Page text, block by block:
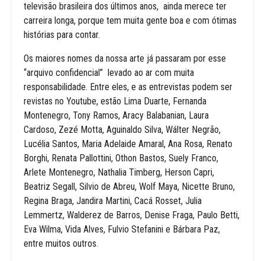
televisão brasileira dos últimos anos, ainda merece ter
carreira longa, porque tem muita gente boa e com ótimas
histórias para contar.
Os maiores nomes da nossa arte já passaram por esse
“arquivo confidencial” levado ao ar com muita
responsabilidade. Entre eles, e as entrevistas podem ser
revistas no Youtube, estão Lima Duarte, Fernanda
Montenegro, Tony Ramos, Aracy Balabanian, Laura
Cardoso, Zezé Motta, Aguinaldo Silva, Wálter Negrão,
Lucélia Santos, Maria Adelaide Amaral, Ana Rosa, Renato
Borghi, Renata Pallottini, Othon Bastos, Suely Franco,
Arlete Montenegro, Nathalia Timberg, Herson Capri,
Beatriz Segall, Silvio de Abreu, Wolf Maya, Nicette Bruno,
Regina Braga, Jandira Martini, Cacá Rosset, Julia
Lemmertz, Walderez de Barros, Denise Fraga, Paulo Betti,
Eva Wilma, Vida Alves, Fulvio Stefanini e Bárbara Paz,
entre muitos outros.